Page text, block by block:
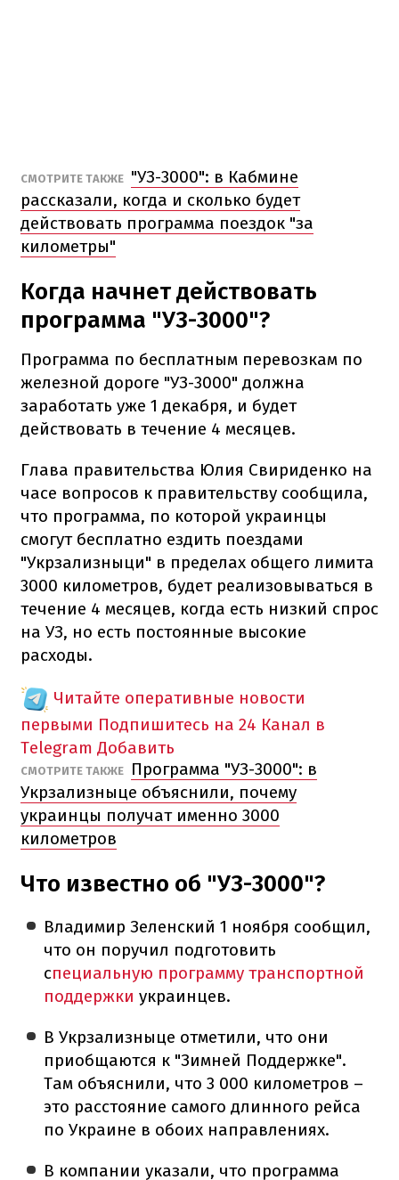
СМОТРИТЕ ТАКЖЕ "УЗ-3000": в Кабмине
рассказали, когда и сколько будет
действовать программа поездок "за
километры"
Когда начнет действовать
программа "УЗ-3000"?
Программа по бесплатным перевозкам по
железной дороге "УЗ-3000" должна
заработать уже 1 декабря, и будет
действовать в течение 4 месяцев.
Глава правительства Юлия Свириденко на
часе вопросов к правительству сообщила,
что программа, по которой украинцы
смогут бесплатно ездить поездами
"Укрзализныци" в пределах общего лимита
3000 километров, будет реализовываться в
течение 4 месяцев, когда есть низкий спрос
на УЗ, но есть постоянные высокие
расходы.
Читайте оперативные новости
первыми Подпишитесь на 24 Канал в
Telegram Добавить
СМОТРИТЕ ТАКЖЕ
Программа "УЗ-3000": в
Укрзализныце объяснили, почему
украинцы получат именно 3000
километров
Что известно об "УЗ-3000"?
Владимир Зеленский 1 ноября сообщил,
что он поручил подготовить
специальную программу транспортной
поддержкиукраинцев.
В Укрзализныце отметили, что они
приобщаются к "Зимней Поддержке".
Там объяснили, что 3 000 километров –
это расстояние самого длинного рейса
по Украине в обоих направлениях.
В компании указали, что программа